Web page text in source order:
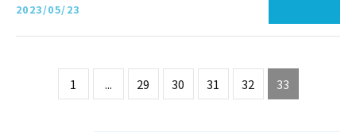
2023/05/23
1 ... 29 30 31 32 33